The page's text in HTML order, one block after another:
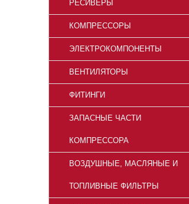
РЕСИВЕРЫ
КОМПРЕССОРЫ
ЭЛЕКТРОКОМПОНЕНТЫ
ВЕНТИЛЯТОРЫ
ФИТИНГИ
ЗАПАСНЫЕ ЧАСТИ
КОМПРЕССОРА
ВОЗДУШНЫЕ, МАСЛЯНЫЕ И
ТОПЛИВНЫЕ ФИЛЬТРЫ